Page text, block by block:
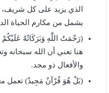
الذي يزيد على كل شريف،
يشمل من مكارم الحياة
(رَحْمَتُ اللَّهِ وَبَرَكَاتُهُ
هنا تعني أن الله سبحانه
والأفعال ذو مجد.
(بَلْ هُوَ قُرْآنٌ مَجِيدٌ) تعمل